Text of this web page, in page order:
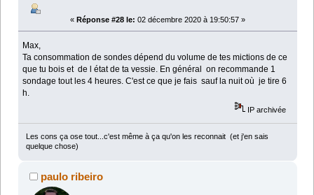
« Réponse #28 le: 02 décembre 2020 à 19:50:57 »
Max,
Ta consommation de sondes dépend du volume de tes mictions de ce
que tu bois et de l état de ta vessie. En général on recommande 1
sondage tout les 4 heures. C'est ce que je fais sauf la nuit où je tire 6
h.
IP archivée
Les cons ça ose tout...c'est même à ça qu'on les reconnait (et j'en sais
quelque chose)
paulo ribeiro